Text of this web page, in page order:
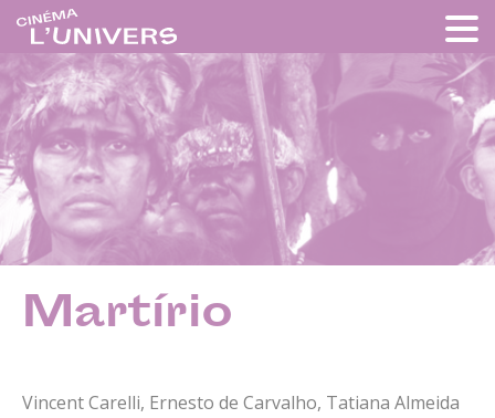
Martírio
Vincent Carelli, Ernesto de Carvalho, Tatiana Almeida